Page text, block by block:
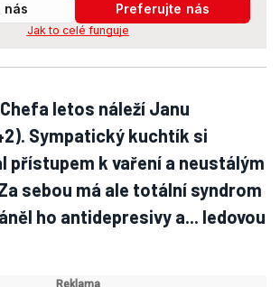
nás
Preferujte nás
Jak to celé funguje
letos náleží Janu
Sympatický kuchtík si
přístupem k vaření a neustálým
sebou má ale totální syndrom
ho antidepresivy a... ledovou